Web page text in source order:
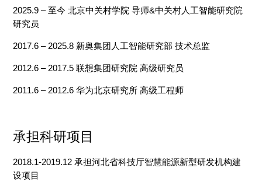
2025.9 – 至今 北京中关村学院 导师&中关村人工智能研究院
研究员
2017.6 – 2025.8 新奥集团人工智能研究部 技术总监
2012.6 – 2017.5 联想集团研究院 高级研究员
2011.6 – 2012.6 华为北京研究所 高级工程师
承担科研项目
2018.1-2019.12 承担河北省科技厅智慧能源新型研发机构建
设项目